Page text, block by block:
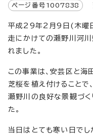
ページ番号 1007838
平成29年2月9日(木曜
走にかけての瀬野川河
れました。
この事業は、安芸区と海
芝桜を植え付けることで
瀬野川の良好な景観づ
た。
当日はとても寒い日で